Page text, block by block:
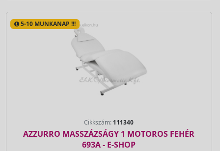
5-10 MUNKANAP !!!
Cikkszám: 111340
AZZURRO MASSZÁZSÁGY 1 MOTOROS FEHÉR
693A - E-SHOP